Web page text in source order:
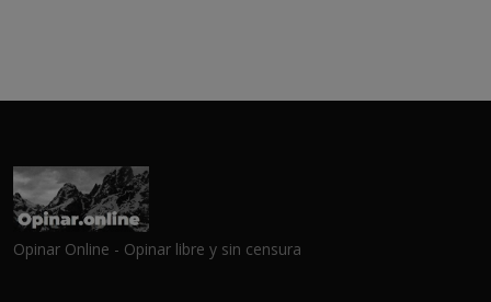
Opinar Online - Opinar libre y sin censura